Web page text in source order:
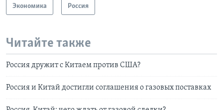
Экономика Россия
Читайте также
Россия дружит с Китаем против США?
Россия и Китай достигли соглашения о газовых поставках